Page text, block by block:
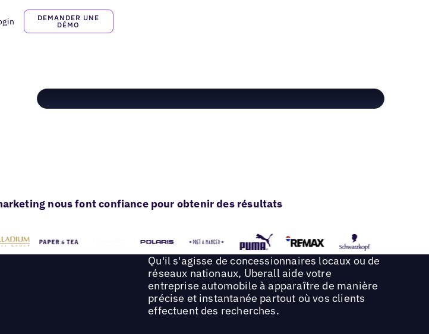
DEMANDER UNE
DÉMO
nous font confiance pour obtenir des résultats
Qu'il s'agisse de concessionnaires locaux ou de
réseaux nationaux, Uberall aide votre
entreprise automobile à apparaître de manière
précise et instantanée partout où vos clients
effectuent des recherches.